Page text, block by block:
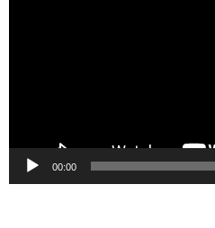
00:00